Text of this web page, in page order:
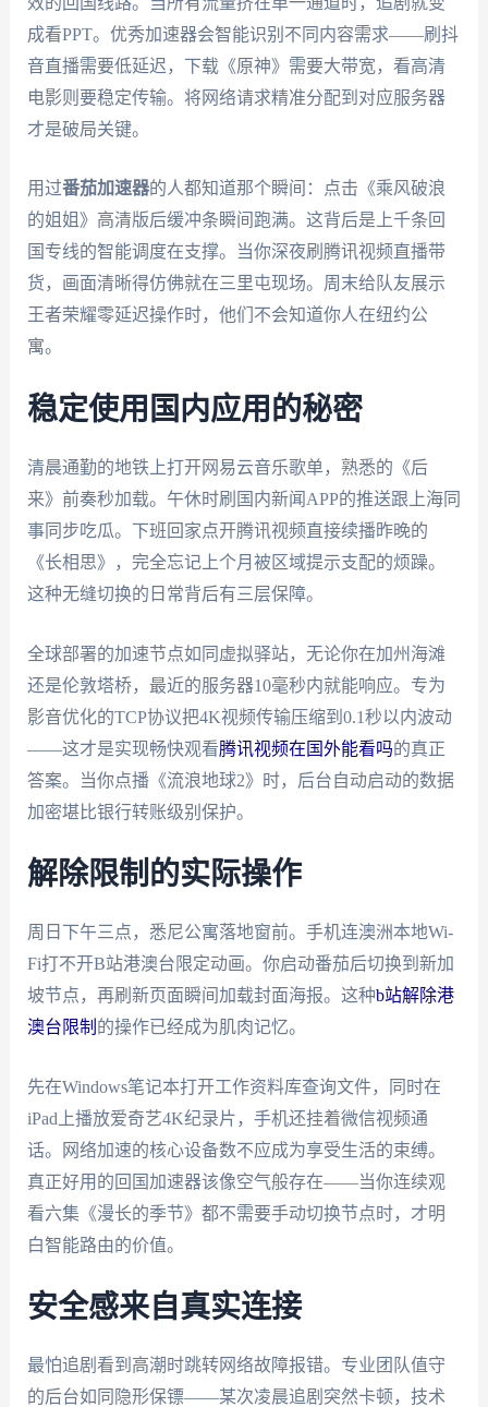
成看PPT。优秀加速器会智能识别不同内容需求——刷抖
音直播需要低延迟，下载《原神》需要大带宽，看高清
电影则要稳定传输。将网络请求精准分配到对应服务器
才是破局关键。
用过番茄加速器的人都知道那个瞬间：点击《乘风破浪
的姐姐》高清版后缓冲条瞬间跑满。这背后是上千条回
国专线的智能调度在支撑。当你深夜刷腾讯视频直播带
货，画面清晰得仿佛就在三里屯现场。周末给队友展示
王者荣耀零延迟操作时，他们不会知道你人在纽约公
寓。
稳定使用国内应用的秘密
清晨通勤的地铁上打开网易云音乐歌单，熟悉的《后
来》前奏秒加载。午休时刷国内新闻APP的推送跟上海同
事同步吃瓜。下班回家点开腾讯视频直接续播昨晚的
《长相思》，完全忘记上个月被区域提示支配的烦躁。
这种无缝切换的日常背后有三层保障。
全球部署的加速节点如同虚拟驿站，无论你在加州海滩
还是伦敦塔桥，最近的服务器10毫秒内就能响应。专为
影音优化的TCP协议把4K视频传输压缩到0.1秒以内波动
——这才是实现畅快观看腾讯视频在国外能看吗的真正
答案。当你点播《流浪地球2》时，后台自动启动的数据
加密堪比银行转账级别保护。
解除限制的实际操作
周日下午三点，悉尼公寓落地窗前。手机连澳洲本地Wi-
Fi打不开B站港澳台限定动画。你启动番茄后切换到新加
坡节点，再刷新页面瞬间加载封面海报。这种b站解除港
澳台限制 的操作已经成为肌肉记忆。
先在Windows笔记本打开工作资料库查询文件，同时在
iPad上播放爱奇艺4K纪录片，手机还挂着微信视频通
话。网络加速的核心设备数不应成为享受生活的束缚。
真正好用的回国加速器该像空气般存在——当你连续观
看六集《漫长的季节》都不需要手动切换节点时，才明
白智能路由的价值。
安全感来自真实连接
最怕追剧看到高潮时跳转网络故障报错。专业团队值守
的后台如同隐形保镖——某次凌晨追剧突然卡顿，技术